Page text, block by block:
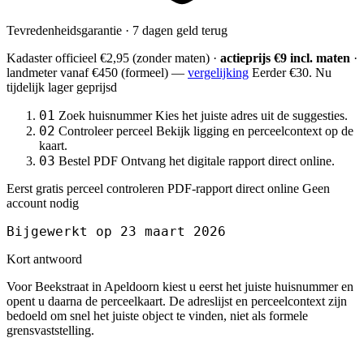
Tevredenheidsgarantie · 7 dagen geld terug
Kadaster officieel €2,95 (zonder maten) · actieprijs €9 incl. maten ·
landmetervanaf €450 (formeel) — vergelijking Eerder €30. Nu
tijdelijk lager geprijsd
01 Zoek huisnummer Kies het juiste adres uit de suggesties.
02 Controleer perceel Bekijk ligging en perceelcontext op de
kaart.
03 Bestel PDF Ontvang het digitale rapport direct online.
Eerst gratis perceel controleren PDF-rapport direct online Geen
account nodig
Bijgewerkt op 23 maart 2026
Kort antwoord
Voor Beekstraat in Apeldoorn kiest u eerst het juiste huisnummer en
opent u daarna de perceelkaart. De adreslijst en perceelcontext zijn
bedoeld om snel het juiste object te vinden, niet als formele
grensvaststelling.